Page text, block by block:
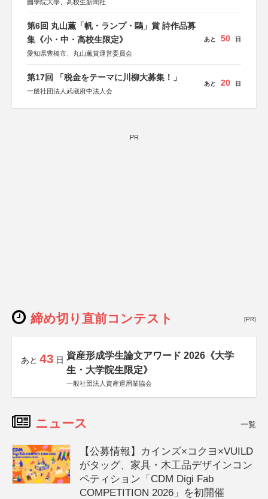
國學院大學、高校生新聞社
第6回 丸山薫「帆・ランプ・鷗」賞 詩作品募
集《小・中・高校生限定》
愛知県豊橋市、丸山薫賞運営委員会
あと 50 日
第17回 「税金をテーマに川柳大募集！」
一般社団法人武蔵府中法人会
あと 20 日
PR
締め切り直前コンテスト [PR]
あと 43 日 資産形成学生論文アワード 2026《大学
生・大学院生限定》
一般社団法人資産運用業協会
ニュース 一覧
【公募情報】カインズ×コクヨ×VUILD
がタッグ、家具・木工品デザインコン
ペティション「CDM Digi Fab
COMPETITION 2026」を初開催